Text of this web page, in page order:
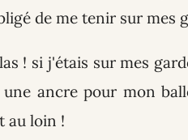
de me tenir sur mes
! si j'étais sur mes
ancre pour mon
au loin !